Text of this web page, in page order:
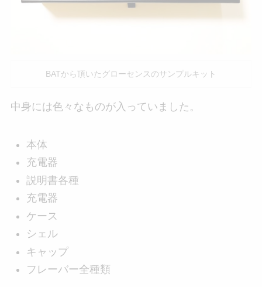
BATから頂いたグローセンスのサンプルキット
中身には色々なものが入っていました。
本体
充電器
説明書各種
充電器
ケース
シェル
キャップ
フレーバー全種類